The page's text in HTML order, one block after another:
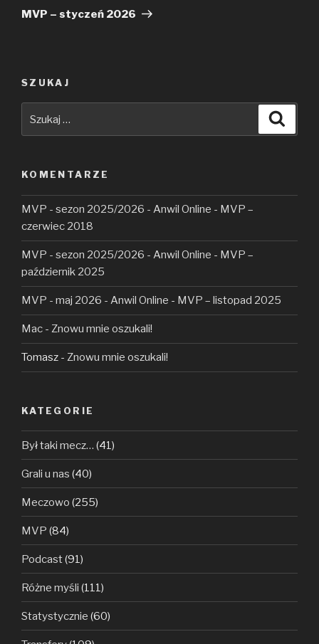
wpis
MVP – styczeń 2026
SZUKAJ
KOMENTARZE
MVP - sezon 2025/2026 - Anwil Online - MVP –
czerwiec 2018
MVP - sezon 2025/2026 - Anwil Online - MVP –
październik 2025
MVP - maj 2026 - Anwil Online - MVP – listopad 2025
Mac - Znowu mnie oszukali!
Tomasz - Znowu mnie oszukali!
KATEGORIE
Był taki mecz… (41)
Grali u nas (40)
Meczowo (255)
MVP (84)
Podcast(91)
Różne myśli (111)
Statystycznie (60)